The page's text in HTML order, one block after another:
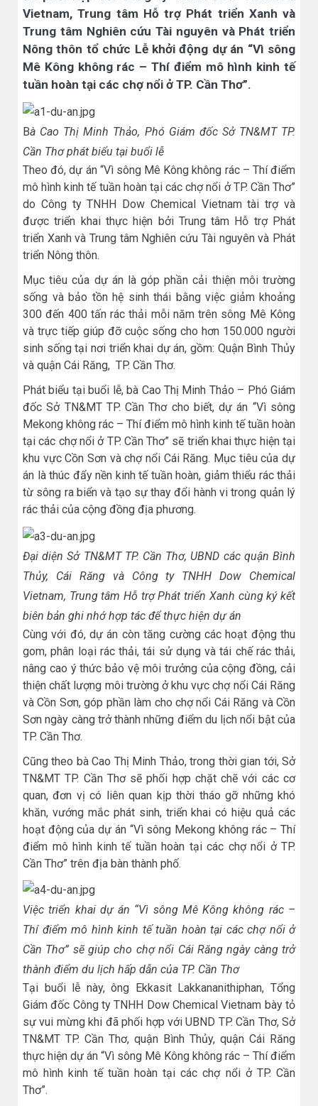
Vietnam, Trung tâm Hỗ trợ Phát triển Xanh và
Trung tâm Nghiên cứu Tài nguyên và Phát triển
Nông thôn tổ chức Lễ khởi động dự án “Vì sông
Mê Kông không rác – Thí điểm mô hình kinh tế
tuần hoàn tại các chợ nổi ở TP. Cần Thơ”.
Bà Cao Thị Minh Thảo, Phó Giám đốc Sở TN&MT TP.
Cần Thơ phát biểu tại buổi lễ
Theo đó, dự án “Vì sông Mê Kông không rác – Thí điểm
mô hình kinh tế tuần hoàn tại các chợ nổi ở TP. Cần Thơ”
do Công ty TNHH Dow Chemical Vietnam tài trợ và
được triển khai thực hiện bởi Trung tâm Hỗ trợ Phát
triển Xanh và Trung tâm Nghiên cứu Tài nguyên và Phát
triển Nông thôn.
Mục tiêu của dự án là góp phần cải thiện môi trường
sống và bảo tồn hệ sinh thái bằng việc giảm khoảng
300 đến 400 tấn rác thải mỗi năm trên sông Mê Kông
và trực tiếp giúp đỡ cuộc sống cho hơn 150.000 người
sinh sống tại nơi triển khai dự án, gồm: Quận Bình Thủy
và quận Cái Răng, TP. Cần Thơ.
Phát biểu tại buổi lễ, bà Cao Thị Minh Thảo – Phó Giám
đốc Sở TN&MT TP. Cần Thơ cho biết, dự án “Vì sông
Mekong không rác – Thí điểm mô hình kinh tế tuần hoàn
tại các chợ nổi ở TP. Cần Thơ” sẽ triển khai thực hiện tại
khu vực Cồn Sơn và chợ nổi Cái Răng. Mục tiêu của dự
án là thúc đẩy nền kinh tế tuần hoàn, giảm thiểu rác thải
từ sông ra biển và tạo sự thay đổi hành vi trong quản lý
rác thải của cộng đồng địa phương.
Đại diện Sở TN&MT TP. Cần Thơ, UBND các quận Bình
Thủy, Cái Răng và Công ty TNHH Dow Chemical
Vietnam, Trung tâm Hỗ trợ Phát triển Xanh cùng ký kết
biên bản ghi nhớ hợp tác để thực hiện dự án
Cùng với đó, dự án còn tăng cường các hoạt động thu
gom, phân loại rác thải, tái sử dụng và tái chế rác thải,
nâng cao ý thức bảo vệ môi trưởng của cộng đồng, cải
thiện chất lượng môi trường ở khu vực chợ nổi Cái Răng
và Cồn Sơn, góp phần làm cho chợ nổi Cái Răng và Cồn
Sơn ngày càng trở thành những điểm du lịch nổi bật của
TP. Cần Thơ.
Cũng theo bà Cao Thị Minh Thảo, trong thời gian tới, Sở
TN&MT TP. Cần Thơ sẽ phối hợp chặt chẽ với các cơ
quan, đơn vị có liên quan kịp thời tháo gỡ những khó
khăn, vướng mắc phát sinh, triển khai có hiệu quả các
hoạt động của dự án “Vì sông Mekong không rác – Thí
điểm mô hình kinh tế tuần hoàn tại các chợ nổi ở TP.
Cần Thơ” trên địa bàn thành phố.
Việc triển khai dự án “Vì sông Mê Kông không rác –
Thí điểm mô hình kinh tế tuần hoàn tại các chợ nổi ở
Cần Thơ” sẽ giúp cho chợ nổi Cái Răng ngày càng trở
thành điểm du lịch hấp dẫn của TP. Cần Thơ
Tại buổi lễ này, ông Ekkasit Lakkananithiphan, Tổng
Giám đốc Công ty TNHH Dow Chemical Vietnam bày tỏ
sự vui mừng khi đã phối hợp với UBND TP. Cần Thơ, Sở
TN&MT TP. Cần Thơ, quận Bình Thủy, quận Cái Răng
thực hiện dự án “Vì sông Mê Kông không rác – Thí điểm
mô hình kinh tế tuần hoàn tại các chợ nổi ở TP. Cần
Thơ”.